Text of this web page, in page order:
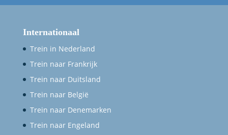
Internationaal
Trein in Nederland
Trein naar Frankrijk
Trein naar Duitsland
Trein naar België
Trein naar Denemarken
Trein naar Engeland